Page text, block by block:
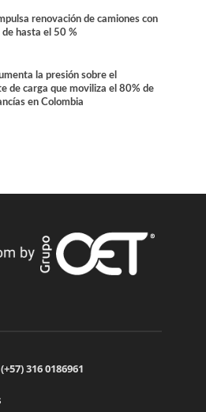
renovación de camiones con
de hasta el 50 %
la presión sobre el
de carga que moviliza el 80% de
en Colombia
316 0186961